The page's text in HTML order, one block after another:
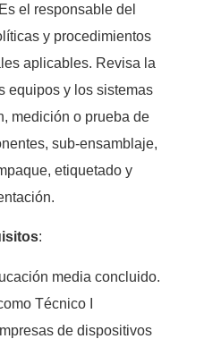
Es el responsable del
y procedimientos
aplicables. Revisa la
equipos y los sistemas
medición o prueba de
sub-ensamblaje,
etiquetado y
:
media concluido.
Técnico I
de dispositivos